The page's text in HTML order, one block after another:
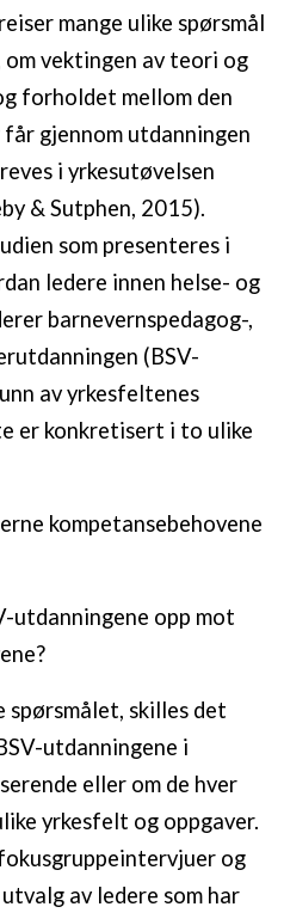
mange ulike spørsmål
om vektingen av teori og
forholdet mellom den
gjennom utdanningen
i yrkesutøvelsen
& Sutphen, 2015).
som presenteres i
ledere innen helse- og
barnevernspedagog-,
(BSV-
av yrkesfeltenes
er konkretisert i to ulike
kompetansebehovene
utdanningene opp mot
skilles det
utdanningene i
eller om de hver
yrkesfelt og oppgaver.
og
av ledere som har